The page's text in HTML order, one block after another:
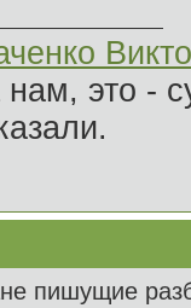
это -
пишущие